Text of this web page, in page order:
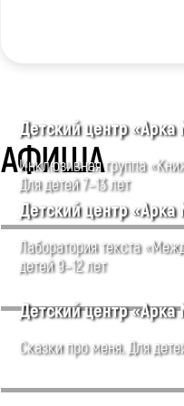
АФИША
Детский центр
Инклюзивная группа
Для детей 7–13 лет
Детский центр
Лаборатория текста
детей 9–12 лет
Детский центр
Сказки про меня. Для